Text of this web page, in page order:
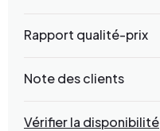
Rapport qualité-prix
Note des clients
Vérifier la disponibilité